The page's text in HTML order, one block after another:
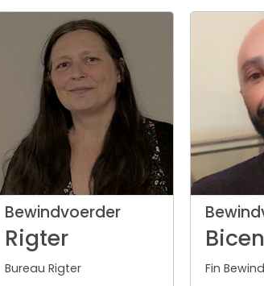
Bewindvoerder
Rigter
Bureau Rigter
Bicen
Fin